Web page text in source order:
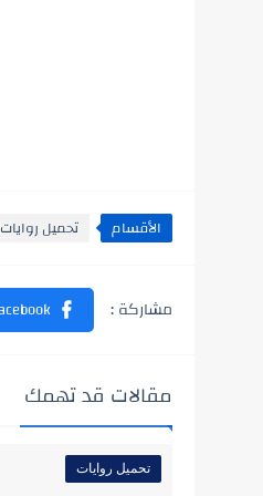
الأقسام تحميل روايات
مقالات قد تهمك
تحميل روايات